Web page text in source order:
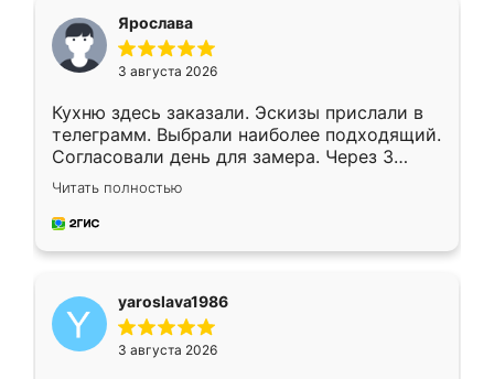
Ярослава
3 августа 2026
Кухню здесь заказали. Эскизы прислали в
телеграмм. Выбрали наиболее подходящий.
Согласовали день для замера. Через 3
недели кухня была уже готова. Остались
довольны работой. Спасибо Ренессанс
мебель за качественную работу!
Читать полностью
yaroslava1986
3 августа 2026